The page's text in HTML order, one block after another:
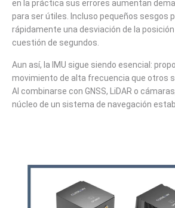
en la práctica sus errores aumentan
para ser útiles. Incluso pequeños sesgos
rápidamente una desviación de la
cuestión de segundos.
Aun así, la IMU sigue siendo esencial:
movimiento de alta frecuencia que otros
Al combinarse con GNSS, LiDAR o
núcleo de un sistema de navegación